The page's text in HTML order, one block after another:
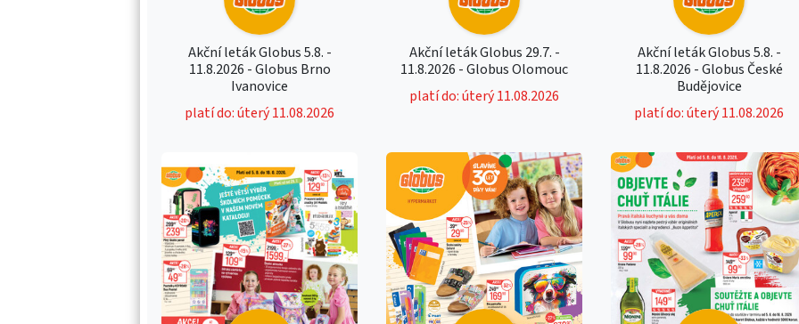
Akční leták Globus 5.8. -
11.8.2026 - Globus Brno
Ivanovice
platí do: úterý 11.08.2026
Akční leták Globus 29.7. -
11.8.2026 - Globus Olomouc
platí do: úterý 11.08.2026
Akční leták Globus 5.8. -
11.8.2026 - Globus České
Budějovice
platí do: úterý 11.08.2026